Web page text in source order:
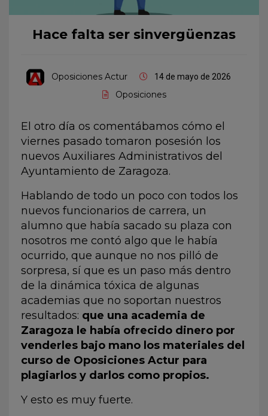
Hace falta ser sinvergüenzas
Oposiciones Actur 14 de mayo de 2026
Oposiciones
El otro día os comentábamos cómo el
viernes pasado tomaron posesión los
nuevos Auxiliares Administrativos del
Ayuntamiento de Zaragoza.
Hablando de todo un poco con todos los
nuevos funcionarios de carrera, un
alumno que había sacado su plaza con
nosotros me contó algo que le había
ocurrido, que aunque no nos pilló de
sorpresa, sí que es un paso más dentro
de la dinámica tóxica de algunas
academias que no soportan nuestros
resultados: que una academia de
Zaragoza le había ofrecido dinero por
venderles bajo mano los materiales del
curso de Oposiciones Actur para
plagiarlos y darlos como propios.
Y esto es muy fuerte.